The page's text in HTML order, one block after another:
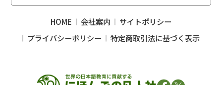
HOME 会社案内
サイトポリシー
プライバシーポリシー
特定商取引法に基づく表示